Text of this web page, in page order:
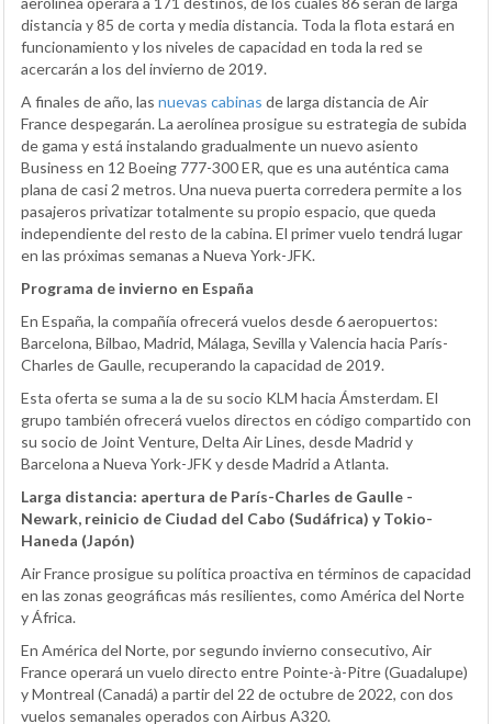
distancia y 85 de corta y media distancia. Toda la flota estará en
funcionamiento y los niveles de capacidad en toda la red se
acercarán a los del invierno de 2019.
A finales de año, las nuevas cabinas de larga distancia de Air
France despegarán. La aerolínea prosigue su estrategia de subida
de gama y está instalando gradualmente un nuevo asiento
Business en 12 Boeing 777-300 ER, que es una auténtica cama
plana de casi 2 metros. Una nueva puerta corredera permite a los
pasajeros privatizar totalmente su propio espacio, que queda
independiente del resto de la cabina. El primer vuelo tendrá lugar
en las próximas semanas a Nueva York-JFK.
Programa de invierno en España
En España, la compañía ofrecerá vuelos desde 6 aeropuertos:
Barcelona, Bilbao, Madrid, Málaga, Sevilla y Valencia hacia París-
Charles de Gaulle, recuperando la capacidad de 2019.
Esta oferta se suma a la de su socio KLM hacia Ámsterdam. El
grupo también ofrecerá vuelos directos en código compartido con
su socio de Joint Venture, Delta Air Lines, desde Madrid y
Barcelona a Nueva York-JFK y desde Madrid a Atlanta.
Larga distancia: apertura de París-Charles de Gaulle -
Newark, reinicio de Ciudad del Cabo (Sudáfrica) y Tokio-
Haneda (Japón)
Air France prosigue su política proactiva en términos de capacidad
en las zonas geográficas más resilientes, como América del Norte
y África.
En América del Norte, por segundo invierno consecutivo, Air
France operará un vuelo directo entre Pointe-à-Pitre (Guadalupe)
y Montreal (Canadá) a partir del 22 de octubre de 2022, con dos
vuelos semanales operados con Airbus A320.